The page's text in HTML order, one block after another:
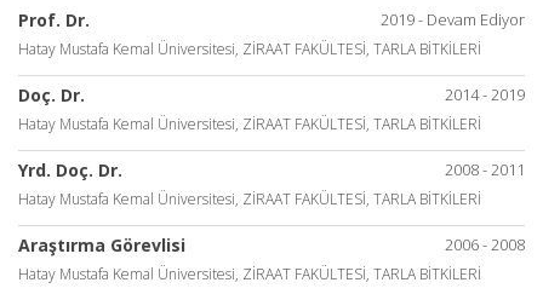
2019 - Devam Ediyor
Prof. Dr.
Hatay Mustafa Kemal Üniversitesi, ZİRAAT FAKÜLTESİ, TARLA BİTKİLERİ
2014 - 2019
Doç. Dr.
Hatay Mustafa Kemal Üniversitesi, ZİRAAT FAKÜLTESİ, TARLA BİTKİLERİ
2008 - 2011
Yrd. Doç. Dr.
Hatay Mustafa Kemal Üniversitesi, ZİRAAT FAKÜLTESİ, TARLA BİTKİLERİ
2006 - 2008
Araştırma Görevlisi
Hatay Mustafa Kemal Üniversitesi, ZİRAAT FAKÜLTESİ, TARLA BİTKİLERİ